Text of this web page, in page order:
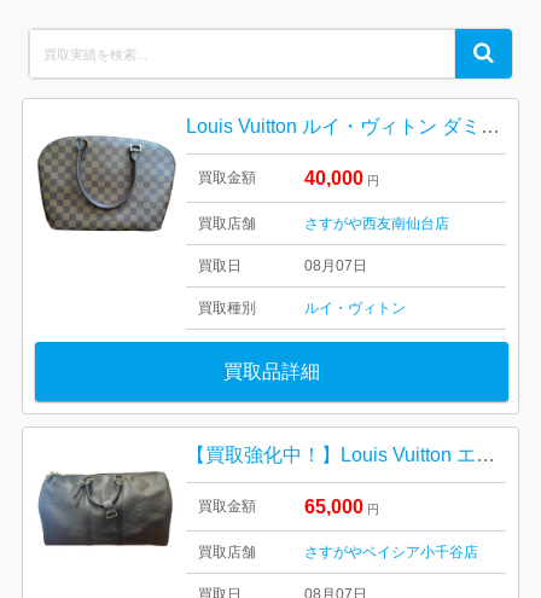
for:
Search
Louis Vuitton ルイ・ヴィトン ダミエ・エベヌ キャンバス
買取金額 40,000 円
買取店舗 さすがや西友南仙台店
買取日 08月07日
買取種別 ルイ・ヴィトン
買取品詳細
【買取強化中！】Louis Vuitton エピ キーポル50 ルイ・ヴィトン ブランドバッグ
買取金額 65,000 円
買取店舗 さすがやベイシア小千谷店